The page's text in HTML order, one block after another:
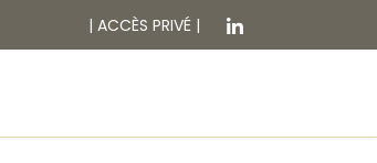
| ACCÈS PRIVÉ |